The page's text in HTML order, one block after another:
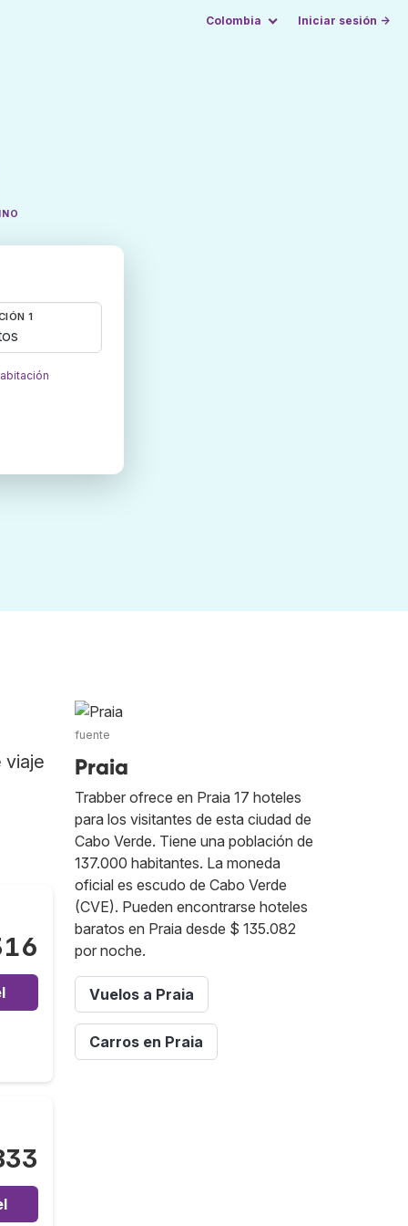
Colombia Iniciar sesión →
1
viaje
fuente
Praia
Trabber ofrece en Praia 17 hoteles
para los visitantes de esta ciudad de
Cabo Verde. Tiene una población de
137.000 habitantes. La moneda
oficial es escudo de Cabo Verde
(CVE). Pueden encontrarse hoteles
baratos en Praia desde $ 135.082
por noche.
Vuelos a Praia
Carros en Praia